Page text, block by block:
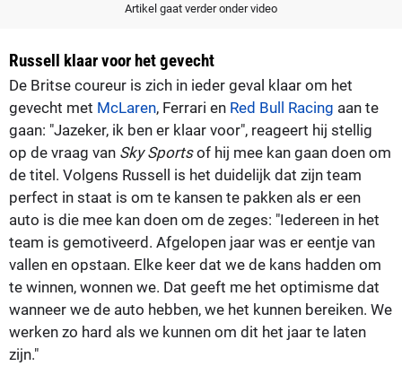
Artikel gaat verder onder video
Russell klaar voor het gevecht
De Britse coureur is zich in ieder geval klaar om het
gevecht met McLaren, Ferrari en Red Bull Racing aan te
gaan: "Jazeker, ik ben er klaar voor", reageert hij stellig
op de vraag van Sky Sportsof hij mee kan gaan doen om
de titel. Volgens Russell is het duidelijk dat zijn team
perfect in staat is om te kansen te pakken als er een
auto is die mee kan doen om de zeges: "Iedereen in het
team is gemotiveerd. Afgelopen jaar was er eentje van
vallen en opstaan. Elke keer dat we de kans hadden om
te winnen, wonnen we. Dat geeft me het optimisme dat
wanneer we de auto hebben, we het kunnen bereiken. We
werken zo hard als we kunnen om dit het jaar te laten
zijn."